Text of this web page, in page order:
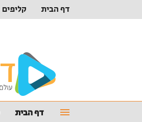
דף הבית קליפים
דף הבית